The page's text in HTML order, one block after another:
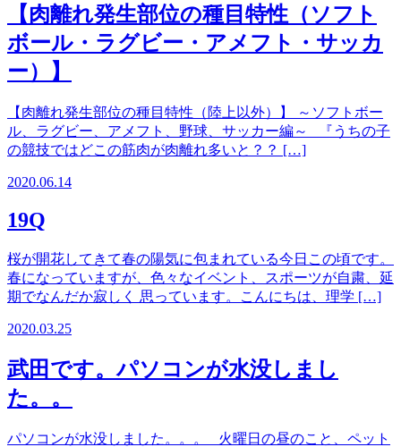
【肉離れ発生部位の種目特性（ソフト
ボール・ラグビー・アメフト・サッカ
ー）】
【肉離れ発生部位の種目特性（陸上以外）】 ～ソフトボー
ル、ラグビー、アメフト、野球、サッカー編～ 『うちの子
の競技ではどこの筋肉が肉離れ多いと？？ […]
2020.06.14
19Q
桜が開花してきて春の陽気に包まれている今日この頃です。
春になっていますが、色々なイベント、スポーツが自粛、延
期でなんだか寂しく 思っています。こんにちは、理学 […]
2020.03.25
武田です。パソコンが水没しまし
た。。
パソコンが水没しました。。。 火曜日の昼のこと、ペット